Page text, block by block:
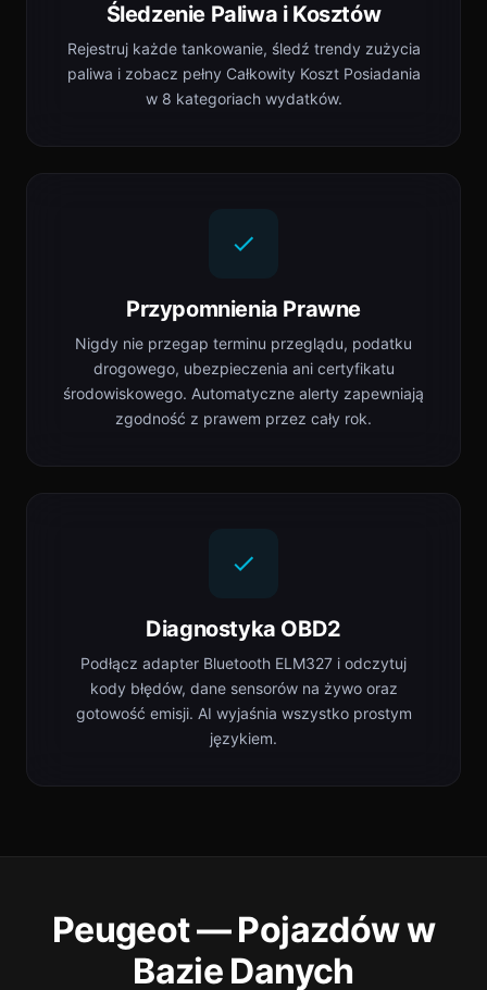
Śledzenie Paliwa i Kosztów
Rejestruj każde tankowanie, śledź trendy zużycia
paliwa i zobacz pełny Całkowity Koszt Posiadania
w 8 kategoriach wydatków.
Przypomnienia Prawne
Nigdy nie przegap terminu przeglądu, podatku
drogowego, ubezpieczenia ani certyfikatu
środowiskowego. Automatyczne alerty zapewniają
zgodność z prawem przez cały rok.
Diagnostyka OBD2
Podłącz adapter Bluetooth ELM327 i odczytuj
kody błędów, dane sensorów na żywo oraz
gotowość emisji. AI wyjaśnia wszystko prostym
językiem.
Peugeot — Pojazdów w
Bazie Danych